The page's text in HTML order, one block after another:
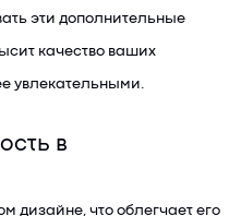
эти дополнительные
качество ваших
увлекательными.
в
дизайне, что облегчает его